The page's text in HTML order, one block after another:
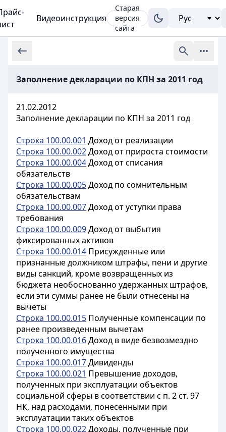
Видеоинструкция
Старая
версия
сайта
Заполнение декларации по КПН за 2011 год
21.02.2012
Заполнение декларации по КПН за 2011 год
Строка 100.00.001 Доход от реализации
Строка 100.00.002Доход от прироста стоимости
Строка 100.00.004Доход от списания
обязательств
Строка 100.00.005Доход по сомнительным
обязательствам
Строка 100.00.007Доход от уступки права
требования
Строка 100.00.009Доход от выбытия
фиксированных активов
Строка 100.00.014 Присужденные или
признанные должником штрафы, пени и другие
виды санкций, кроме возвращенных из
бюджета необоснованно удержанных штрафов,
если эти суммы ранее не были отнесены на
вычеты
Строка 100.00.015 Полученные компенсации по
ранее произведенным вычетам
Строка 100.00.016Доход в виде безвозмездно
полученного имущества
Строка 100.00.017Дивиденды
Строка 100.00.021 Превышение доходов,
полученных при эксплуатации объектов
социальной сферы в соответствии с п. 2 ст. 97
НК, над расходами, понесенными при
эксплуатации таких объектов
Строка 100.00.022Доходы, полученные при